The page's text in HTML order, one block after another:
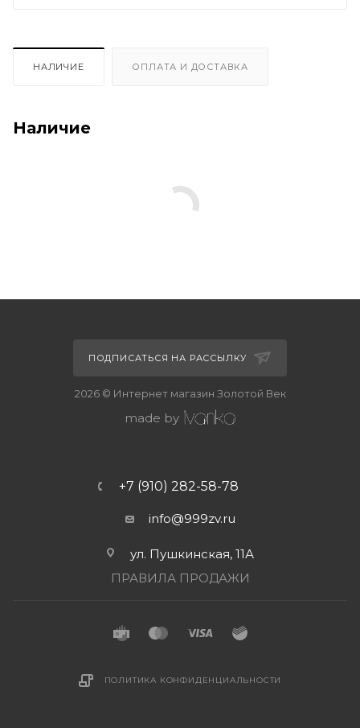
НАЛИЧИЕ ОПЛАТА И ДОСТАВКА
Наличие
ПОДПИСАТЬСЯ НА РАССЫЛКУ
2026 © Интернет магазин Золотой Век
made by
+7 (910) 282-58-78
info@999zv.ru
ул. Пушкинская, 11А
ПРАВИЛА ПРОДАЖИ
ПОЛИТИКА КОНФИДЕНЦИАЛЬНОСТИ